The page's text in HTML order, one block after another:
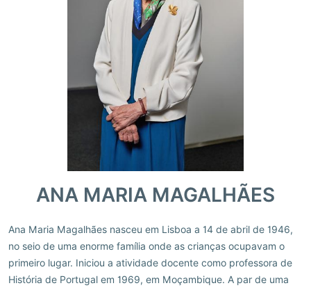
ANA MARIA MAGALHÃES
Ana Maria Magalhães nasceu em Lisboa a 14 de abril de 1946,
no seio de uma enorme família onde as crianças ocupavam o
primeiro lugar. Iniciou a atividade docente como professora de
História de Portugal em 1969, em Moçambique. A par de uma